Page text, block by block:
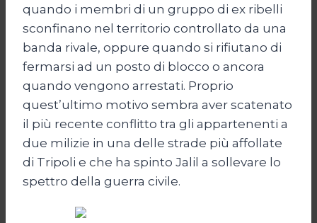
quando i membri di un gruppo di ex ribelli
sconfinano nel territorio controllato da una
banda rivale, oppure quando si rifiutano di
fermarsi ad un posto di blocco o ancora
quando vengono arrestati. Proprio
quest’ultimo motivo sembra aver scatenato
il più recente conflitto tra gli appartenenti a
due milizie in una delle strade più affollate
di Tripoli e che ha spinto Jalil a sollevare lo
spettro della guerra civile.